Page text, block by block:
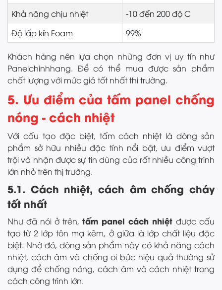
Khả năng chịu nhiệt
-10 đến 200 độ C
Độ lấp kín Foam
99%
Khách hàng nên lựa chọn những đơn vị uy tín như
Panelchinhhang. Để có thể mua được sản phẩm
chất lượng với mức giá tốt nhất thi trường.
5. Ưu điểm của tấm panel chống
nóng - cách nhiệt
Với cấu tạo đặc biệt, tấm cách nhiệt là dòng sản
phẩm sở hữu nhiều đặc tính nổi bật, ưu điểm vượt
trội và nhận được sự tin dùng của rất nhiều công trình
lớn nhỏ trên thị trường.
5.1. Cách nhiệt, cách âm chống cháy
tốt nhất
Như đã nói ở trên, tấm panel cách nhiệtđược cấu
tạo từ 2 lớp tôn mạ kẽm, ở giữa là lớp chất liệu đặc
biệt. Nhờ đó, dòng sản phẩm này có khả năng cách
nhiệt, cách âm và chống oi bức hiệu quả thường sử
dụng để chống nóng, cách âm và cách nhiệt trong
cách công trình lớn.